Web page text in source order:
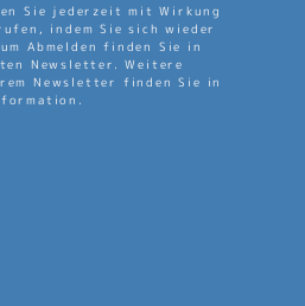
Sie jederzeit mit Wirkung
indem Sie sich wieder
Abmelden finden Sie in
Newsletter. Weitere
Newsletter finden Sie in